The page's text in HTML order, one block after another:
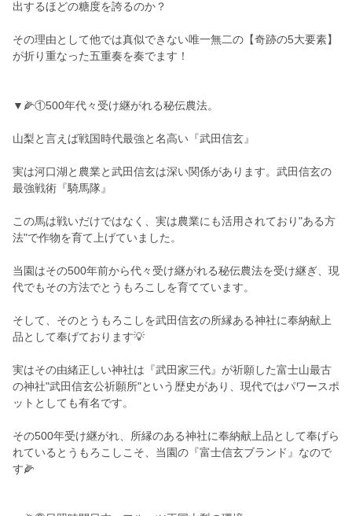
出するほどの糖度を誇るのか？
その理由として他では真似できない唯一無二の【奇跡の5大要素】
が折り重なった五重奏を奏でます！
▼🌽①500年代々受け継がれる秘伝農法。
山梨と言えば戦国時代最強と名高い『武田信玄』
実は河口湖と農業と武田信玄は深い関係があります。武田信玄の
最強戦術『騎馬隊』
この馬は戦いだけではなく、実は農業にも活用されており"ある方
法"で作物を育て上げていました。
当園はその500年前から代々受け継がれる秘伝農法を受け継ぎ、現
代でもその方法でとうもろこしを育てています。
そして、そのとうもろこしを武田信玄の所縁ある神社に奉納献上
品として奉げております💡
実はその由緒正しい神社は『武田家三代』が祈願した富士山最古
の神社"武田信玄公祈願所"という歴史があり、現代ではパワースポ
ットとしても有名です。
その500年受け継がれ、所縁のある神社に奉納献上品として奉げら
れているとうもろこしこそ、当園の『富士信玄ブランド』なので
す🌽